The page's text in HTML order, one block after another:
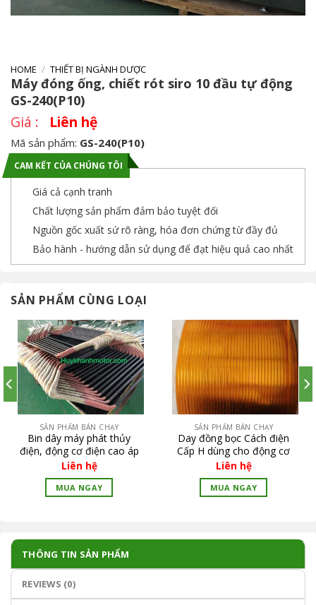
HOME / THIẾT BỊ NGÀNH DƯỢC
Máy đóng ống, chiết rót siro 10 đầu tự động
GS-240(P10)
Liên hệ
Mã sản phẩm: GS-240(P10)
CAM KẾT CỦA CHÚNG TÔI
Giá cả cạnh tranh
Chất lượng sản phẩm đảm bảo tuyệt đối
Nguồn gốc xuất sứ rõ ràng, hóa đơn chứng từ đầy đủ
Bảo hành - hướng dẫn sử dụng để đạt hiệu quả cao nhất
SẢN PHẨM CÙNG LOẠI
SẢN PHẨM BÁN CHẠY
Bin dây máy phát thủy
điện, động cơ điện cao áp
Liên hệ
MUA NGAY
SẢN PHẨM BÁN CHẠY
Day đồng bọc Cách điện
Cấp H dùng cho động cơ
biến tần
Liên hệ
MUA NGAY
THÔNG TIN SẢN PHẨM
REVIEWS (0)